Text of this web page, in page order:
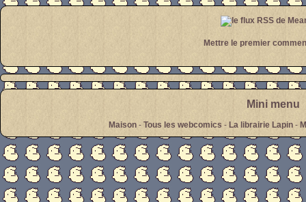
Mettre le premier
Mini menu
Maison- Tous les webcomics - La librairie Lapin-